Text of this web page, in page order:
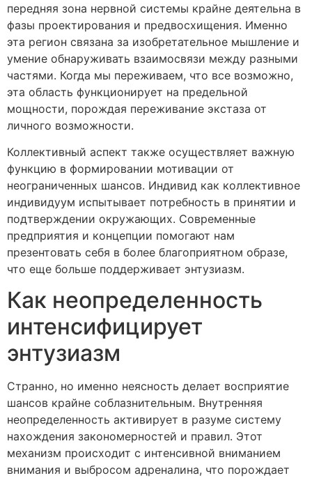
передняя зона нервной системы крайне деятельна в
фазы проектирования и предвосхищения. Именно
эта регион связана за изобретательное мышление и
умение обнаруживать взаимосвязи между разными
частями. Когда мы переживаем, что все возможно,
эта область функционирует на предельной
мощности, порождая переживание экстаза от
личного возможности.
Коллективный аспект также осуществляет важную
функцию в формировании мотивации от
неограниченных шансов. Индивид как коллективное
индивидуум испытывает потребность в принятии и
подтверждении окружающих. Современные
предприятия и концепции помогают нам
презентовать себя в более благоприятном образе,
что еще больше поддерживает энтузиазм.
Как неопределенность
интенсифицирует
энтузиазм
Странно, но именно неясность делает восприятие
шансов крайне соблазнительным. Внутренняя
неопределенность активирует в разуме систему
нахождения закономерностей и правил. Этот
механизм происходит с интенсивной вниманием
внимания и выбросом адреналина, что порождает